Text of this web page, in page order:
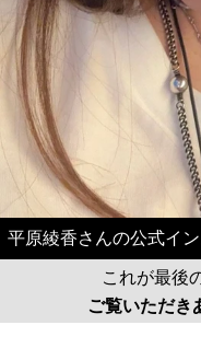
平原綾香さんの公式イ
これが最後
ご覧いただき